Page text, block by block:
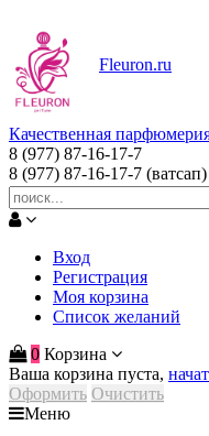
Fleuron.ru
Качественная
8 (977) 87-16-17-7
8 (977) 87-16-17-7 (ватсап)
Вход
Регистрация
Моя корзина
Список желаний
0 Корзина
Ваша корзина пуста,
Оформить Очистить
Меню